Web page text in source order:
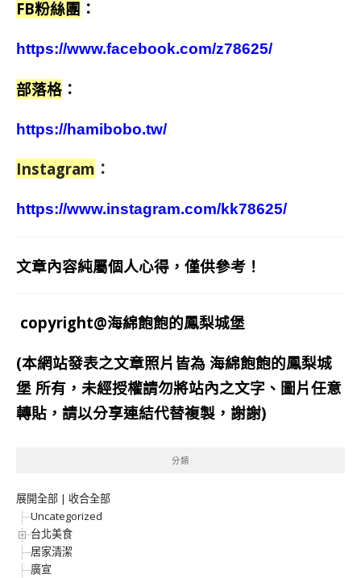
FB粉絲團 ：
https://www.facebook.com/z78625/
部落格 ：
https://hamibobo.tw/
Instagram ：
https://www.instagram.com/kk78625/
文章內容純屬個人心得，僅供參考！
copyright@海綿飽飽的鳳梨城堡
(本網站發表之文章照片皆為 海綿飽飽的鳳梨城
堡 所有，未經授權請勿將站內之文字、圖片任意
轉貼，請以分享連結代替複製，謝謝)
分類
展開全部 | 收合全部
Uncategorized
台北美食
居家清潔
廣宣